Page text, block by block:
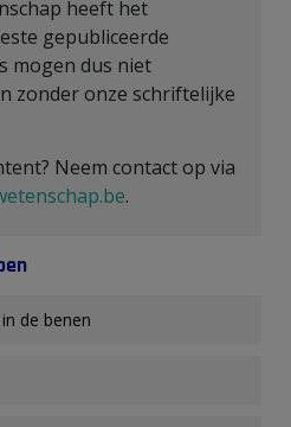
heeft het
gepubliceerde
mogen dus niet
zonder onze schriftelijke
Neem contact op via
.
de benen